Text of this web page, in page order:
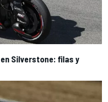
Silverstone: filas y